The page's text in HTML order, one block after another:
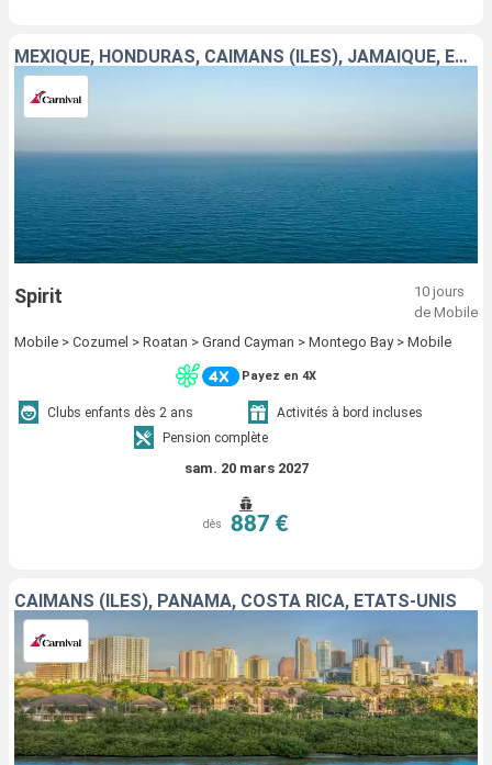
MEXIQUE, HONDURAS, CAÏMANS (ÎLES), JAMAÏQUE, ÉTATS-UNIS
Spirit
10 jours
de Mobile
Mobile > Cozumel > Roatan > Grand Cayman > Montego Bay > Mobile
Payez en 4X
Clubs enfants dès 2 ans
Activités à bord incluses
Pension complète
sam. 20 mars 2027
dès 887 €
CAÏMANS (ÎLES), PANAMA, COSTA RICA, ÉTATS-UNIS